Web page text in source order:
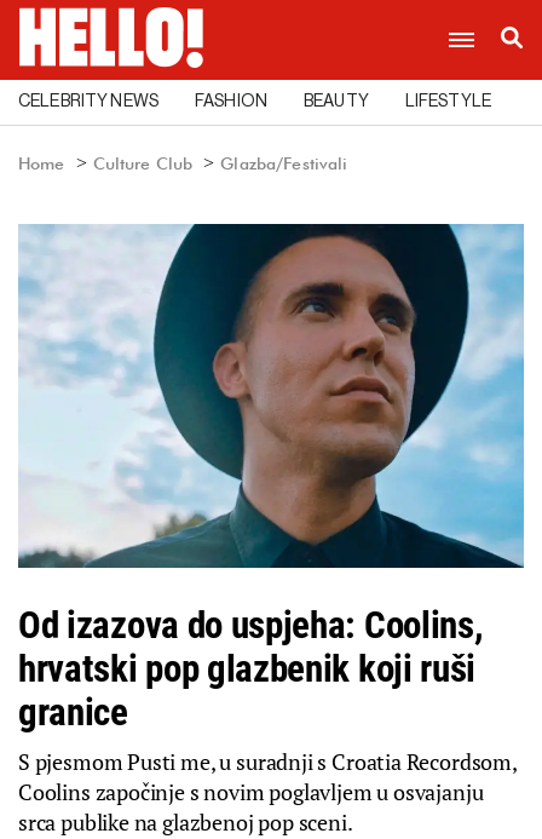
CELEBRITY NEWS FASHION BEAUTY LIFESTYLE
Home Culture Club Glazba/Festivali
Od izazova do uspjeha: Coolins,
hrvatski pop glazbenik koji ruši
granice
S pjesmom Pusti me, u suradnji s Croatia Recordsom,
Coolins započinje s novim poglavljem u osvajanju
srca publike na glazbenoj pop sceni.